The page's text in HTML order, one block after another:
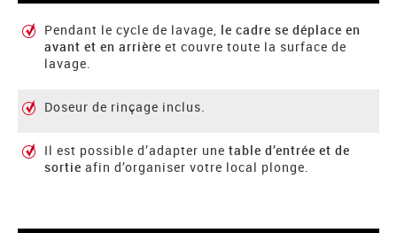
Pendant le cycle de lavage, le cadre se déplace en
avant et en arrière et couvre toute la surface de
lavage.
Doseur de rinçage inclus.
Il est possible d’adapter une table d’entrée et de
sortie afin d’organiser votre local plonge.